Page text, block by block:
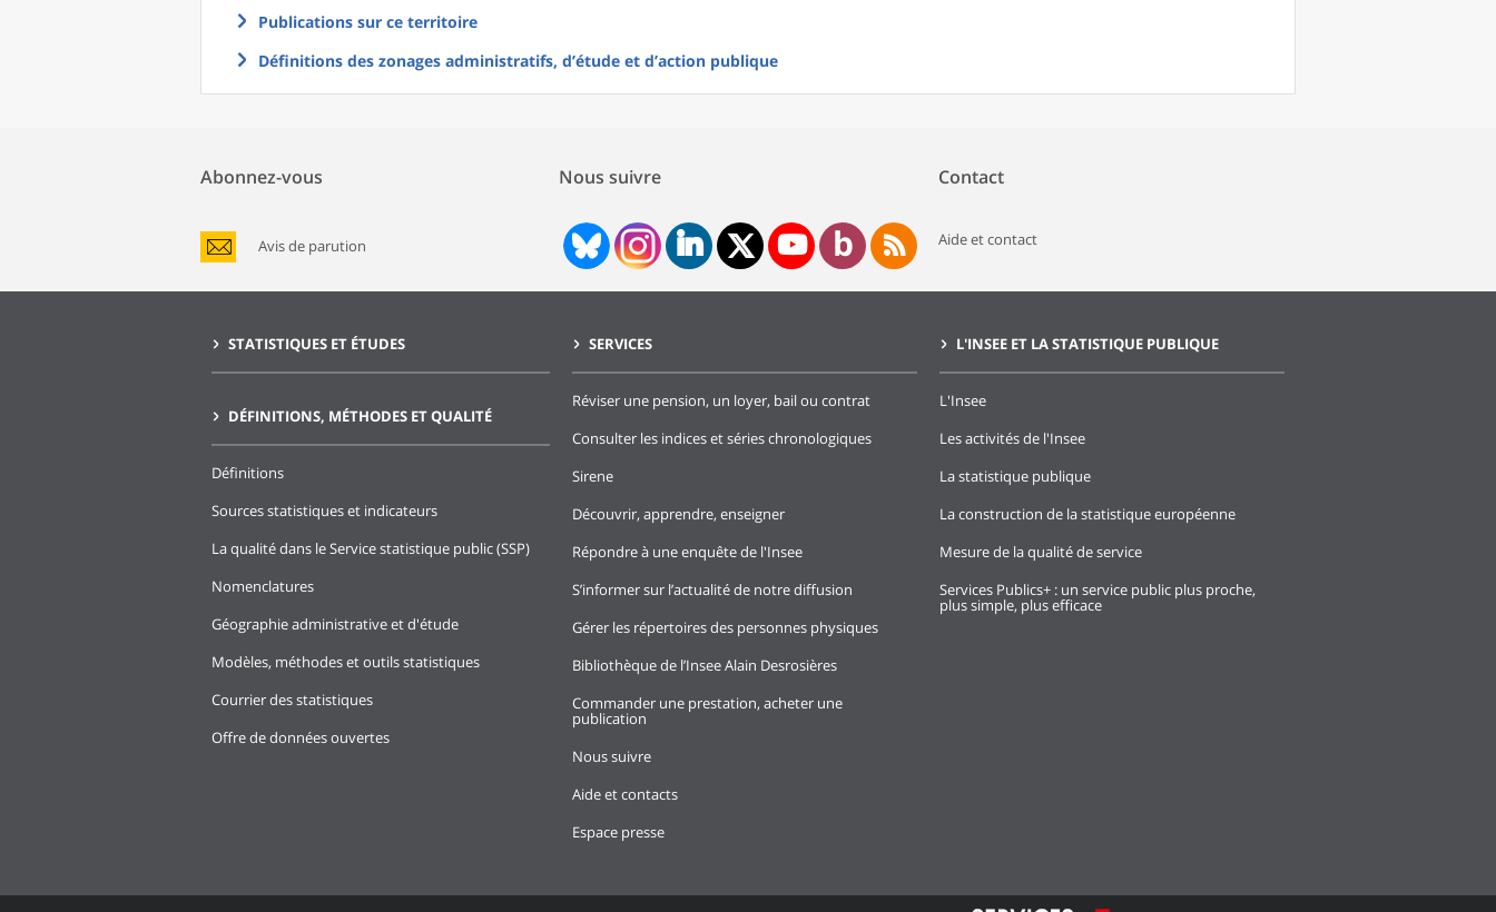
Publications sur ce territoire
Définitions des zonages administratifs, d’étude et d’action publique
Abonnez-vous
Avis de parution
Nous suivre Contact
Aide et contact
STATISTIQUES ET ÉTUDES
DÉFINITIONS, MÉTHODES ET QUALITÉ
Définitions
Sources statistiques et indicateurs
La qualité dans le Service statistique public (SSP)
Nomenclatures
Géographie administrative et d'étude
Modèles, méthodes et outils statistiques
Courrier des statistiques
Offre de données ouvertes
SERVICES
Réviser une pension, un loyer, bail ou contrat
Consulter les indices et séries chronologiques
Sirene
Découvrir, apprendre, enseigner
Répondre à une enquête de l'Insee
S’informer sur l’actualité de notre diffusion
Gérer les répertoires des personnes physiques
Bibliothèque de l’Insee Alain Desrosières
Commander une prestation, acheter une
publication
Nous suivre
Aide et contacts
Espace presse
L'INSEE ET LA STATISTIQUE PUBLIQUE
L'Insee
Les activités de l'Insee
La statistique publique
La construction de la statistique européenne
Mesure de la qualité de service
Services Publics+ : un service public plus proche,
plus simple, plus efficace